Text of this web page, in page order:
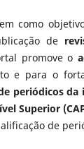
como
de
promove o
e para o
periódicos da
Superior
de